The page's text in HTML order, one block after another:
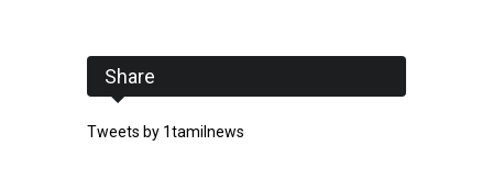
Share
Tweets by 1tamilnews